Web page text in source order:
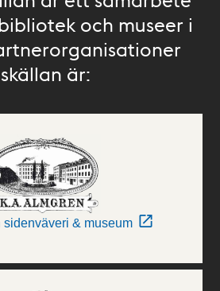
och museer i
är:
sidenväveri & museum